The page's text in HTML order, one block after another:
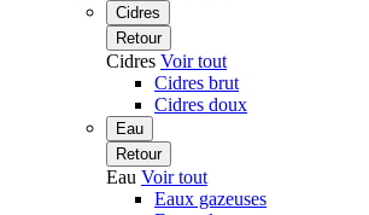
Cidres
Retour
Cidres Voir tout
Cidres brut
Cidres doux
Eau
Retour
Eau Voir tout
Eaux gazeuses